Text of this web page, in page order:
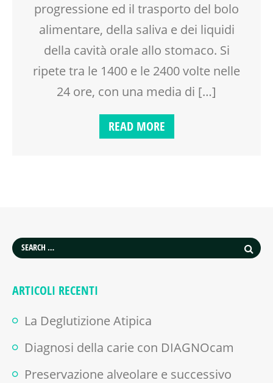
progressione ed il trasporto del bolo
alimentare, della saliva e dei liquidi
della cavità orale allo stomaco. Si
ripete tra le 1400 e le 2400 volte nelle
24 ore, con una media di […]
READ MORE
ARTICOLI RECENTI
La Deglutizione Atipica
Diagnosi della carie con DIAGNOcam
Preservazione alveolare e successivo